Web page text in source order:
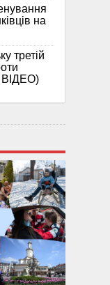
на
третій
ВІДЕО)